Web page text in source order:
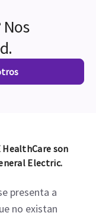
HealthCare son
Electric.
presenta a
no existan